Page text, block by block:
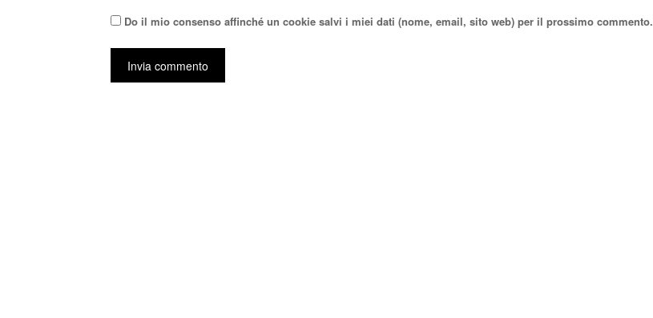
Do il mio consenso affinché un cookie salvi i miei dati (nome, email, sito web) per il prossimo commento.